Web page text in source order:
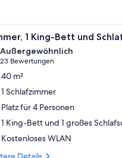
auf den Innenhof | Ein
1 King-Bett und
von 10
Außergewöhnlich
23 Bewertungen
(23
Bewertungen)
40 m²
1 Schlafzimmer
Platz für 4 Personen
1 King-Bett und 1 großes
Kostenloses WLAN